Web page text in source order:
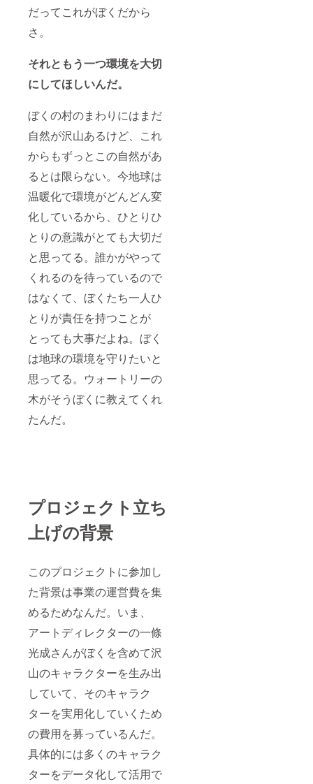
だってこれがぼくだから
さ。
それともう一つ環境を大切
にしてほしいんだ。
ぼくの村のまわりにはまだ
自然が沢山あるけど、これ
からもずっとこの自然があ
るとは限らない。今地球は
温暖化で環境がどんどん変
化しているから、ひとりひ
とりの意識がとても大切だ
と思ってる。誰かがやって
くれるのを待っているので
はなくて、ぼくたち一人ひ
とりが責任を持つことが
とっても大事だよね。ぼく
は地球の環境を守りたいと
思ってる。ウォートリーの
木がそうぼくに教えてくれ
たんだ。
プロジェクト立ち
上げの背景
このプロジェクトに参加し
た背景は事業の運営費を集
めるためなんだ。いま、
アートディレクターの一條
光成さんがぼくを含めて沢
山のキャラクターを生み出
していて、そのキャラク
ターを実用化していくため
の費用を募っているんだ。
具体的には多くのキャラク
ターをデータ化して活用で